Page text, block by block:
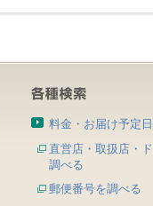
料金・お届け予定
直営店・取扱店・
調べる
郵便番号を調べる